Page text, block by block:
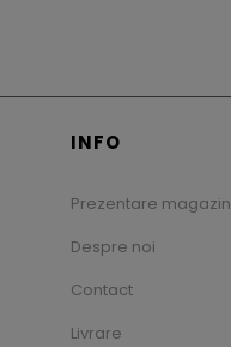
INFO
Prezentare magazin
Despre noi
Contact
Livrare